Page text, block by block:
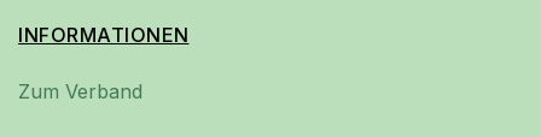
INFORMATIONEN
Zum Verband